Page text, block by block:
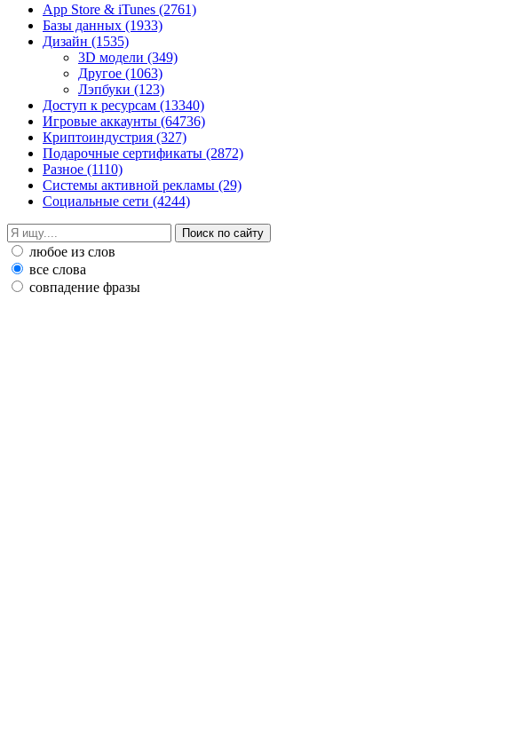
App Store & iTunes (2761)
Базы данных (1933)
Дизайн (1535)
3D модели (349)
Другое (1063)
Лэпбуки (123)
Доступ к ресурсам (13340)
Игровые аккаунты (64736)
Криптоиндустрия (327)
Подарочные сертификаты (2872)
Разное (1110)
Системы активной рекламы (29)
Социальные сети (4244)
любое из слов
все слова
совпадение фразы